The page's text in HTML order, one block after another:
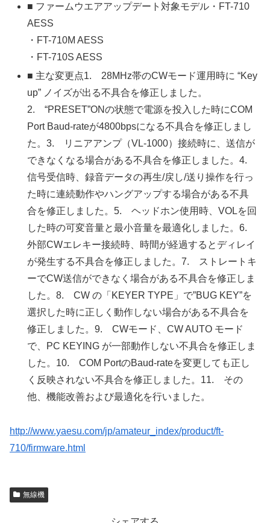
■ ファームウエアアップデート対象モデル・FT-710
AESS
・FT-710M AESS
・FT-710S AESS
■ 主な変更点1. 28MHz帯のCWモード運用時に “Key
up” ノイズが出る不具合を修正しました。
2. “PRESET”ONの状態で電源を投入した時にCOM
Port Baud-rateが4800bpsになる不具合を修正しまし
た。3. リニアアンプ（VL-1000）接続時に、送信が
できなくなる場合がある不具合を修正しました。4.
信号受信時、録音データの再生/戻し/送り操作を行っ
た時に連続動作やハングアップする場合がある不具
合を修正しました。5. ヘッドホン使用時、VOLを回
した時の可変音量と最小音量を最適化しました。6.
外部CWエレキー接続時、時間が経過するとディレイ
が発生する不具合を修正しました。7. ストレートキ
ーでCW送信ができなく場合がある不具合を修正しま
した。8. CW の「KEYER TYPE」で”BUG KEY”を
選択した時に正しく動作しない場合がある不具合を
修正しました。9. CWモード、CW AUTO モード
で、PC KEYING が一部動作しない不具合を修正しま
した。10. COM PortのBaud-rateを変更しても正し
く反映されない不具合を修正しました。11. その
他、機能改善および最適化を行いました。
http://www.yaesu.com/jp/amateur_index/product/ft-
710/firmware.html
無線機